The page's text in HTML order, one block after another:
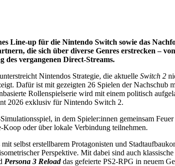
Line-up für die Nintendo Switch sowie das
die sich über diverse Genres erstrecken –
des vergangenen Direct-Streams.
Nintendos Strategie, die aktuelle Switch 2
Dafür ist mit gezeigten 26 Spielen der Nachschub
Rollenspielserie wird mit einem politisch
2026 exklusiv für Nintendo Switch 2.
in dem Spieler:innen gemeinsam
oder über lokale Verbindung teilnehmen.
selbst erstellbarem Protagonisten und
Perspektive. Mit dabei sind auch
Persona 3 Reloaddas gefeierte PS2-RPG in neuem